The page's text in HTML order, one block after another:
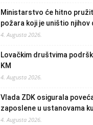
Ministarstvo će hitno
požara koji je uništio njihov
4. Augusta 2026.
Lovačkim društvima
KM
4. Augusta 2026.
Vlada ZDK osigurala
zaposlene u ustanovama
4. Augusta 2026.